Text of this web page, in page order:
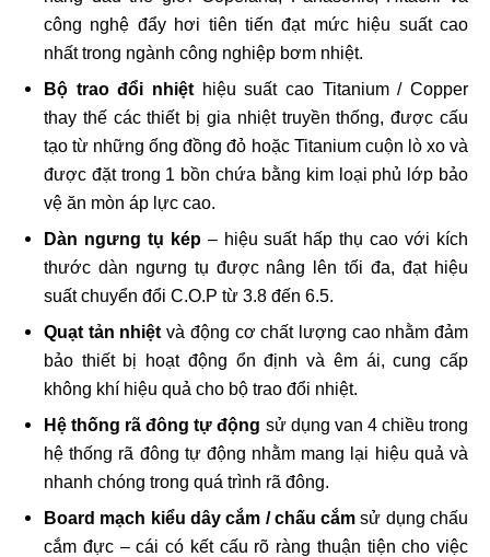
công nghệ đẩy hơi tiên tiến đạt mức hiệu suất cao
nhất trong ngành công nghiệp bơm nhiệt.
Bộ trao đổi nhiệt hiệu suất cao Titanium / Copper
thay thế các thiết bị gia nhiệt truyền thống, được cấu
tạo từ những ống đồng đỏ hoặc Titanium cuộn lò xo và
được đặt trong 1 bồn chứa bằng kim loại phủ lớp bảo
vệ ăn mòn áp lực cao.
Dàn ngưng tụ kép– hiệu suất hấp thụ cao với kích
thước dàn ngưng tụ được nâng lên tối đa, đạt hiệu
suất chuyển đổi C.O.P từ 3.8 đến 6.5.
Quạt tản nhiệt và động cơ chất lượng cao nhằm đảm
bảo thiết bị hoạt động ổn định và êm ái, cung cấp
không khí hiệu quả cho bộ trao đổi nhiệt.
Hệ thống rã đông tự động sử dụng van 4 chiều trong
hệ thống rã đông tự động nhằm mang lại hiệu quả và
nhanh chóng trong quá trình rã đông.
Board mạch kiểu dây cắm / chấu cắm sử dụng chấu
cắm đực – cái có kết cấu rõ ràng thuận tiện cho việc